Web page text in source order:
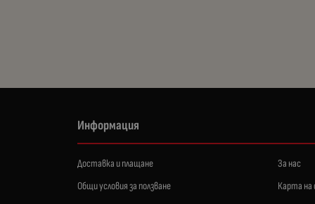
Информация
Доставка и плащане
Общи условия за ползване
За нас
Карта на